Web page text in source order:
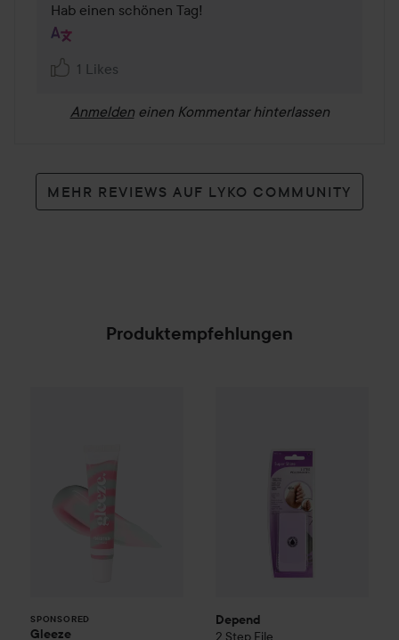
Hab einen schönen Tag!
1 Likes
Anmelden einen Kommentar hinterlassen
MEHR REVIEWS AUF LYKO COMMUNITY
Produktempfehlungen
SPONSORED
Gleeze
Depend